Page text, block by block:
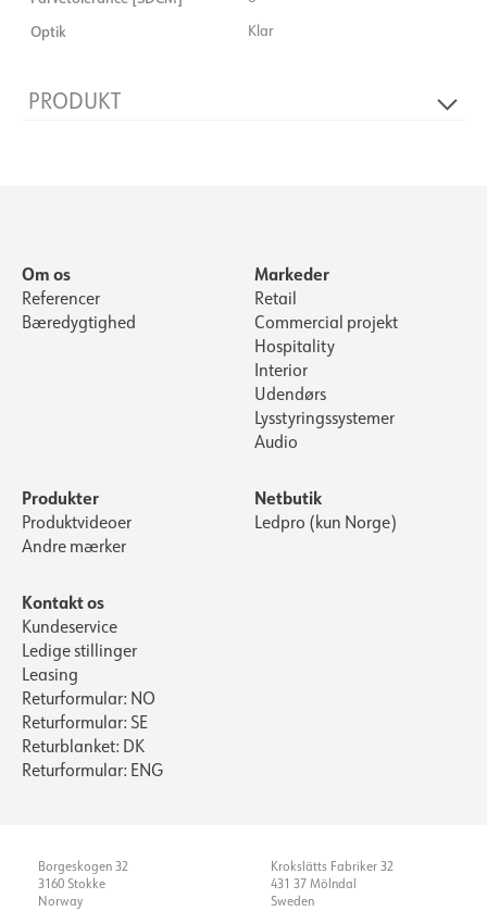
Optik Klar
PRODUKT
Om os
Referencer
Bæredygtighed
Markeder
Retail
Commercial projekt
Hospitality
Interior
Udendørs
Lysstyringssystemer
Audio
Produkter
Produktvideoer
Andre mærker
Netbutik
Ledpro (kun Norge)
Kontakt os
Kundeservice
Ledige stillinger
Leasing
Returformular: NO
Returformular: SE
Returblanket: DK
Returformular: ENG
Borgeskogen 32
3160 Stokke
Norway
Krokslätts Fabriker 32
431 37 Mölndal
Sweden